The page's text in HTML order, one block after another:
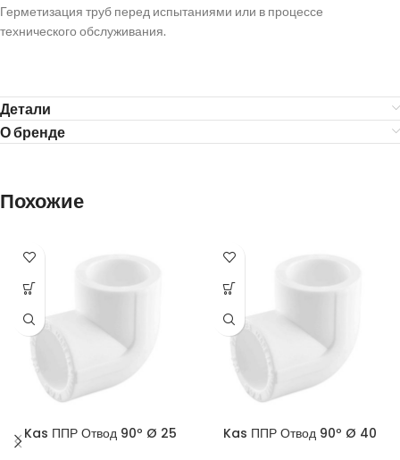
Герметизация труб перед испытаниями или в процессе
технического обслуживания.
Детали
О бренде
Похожие
Kas ППР Отвод 90º Ø 25 Kas ППР Отвод 90º Ø 40